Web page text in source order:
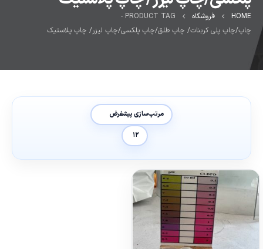
HOME فروشگاه
PRODUCT TAG -
چاپ/چاپ پلى کربنات/ چاپ طلق/چاپ پلکسى/چاپ لیزر/ چاپ پلاستیک